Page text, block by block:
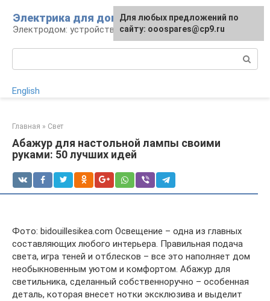
контенту
Электрика для дома
Электродом: устройства, кабели, ремонт
English
Главная » Свет
Абажур для настольной лампы своими
руками: 50 лучших идей
Фото: bidouillesikea.com Освещение – одна из главных
составляющих любого интерьера. Правильная подача
света, игра теней и отблесков – все это наполняет дом
необыкновенным уютом и комфортом. Абажур для
светильника, сделанный собственноручно – особенная
деталь, которая внесет нотки эксклюзива и выделит
Для любых предложений по
сайту: ooospares@cp9.ru